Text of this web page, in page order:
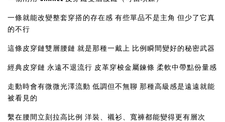
一條就能改變整套穿搭的存在感 有些單品不是主角 但少了它真
的不行
這條皮穿鏈雙層腰鏈 就是那種一戴上 比例瞬間變好的秘密武器
經典皮穿鏈 永遠不退流行 皮革穿梭金屬鍊條 柔軟中帶點份量感
走動時會有微微光澤流動 低調但不無聊 那種高級感是遠遠就能
被看見的
繫在腰間立刻拉高比例 洋裝、襯衫、寬褲都能變得更有層次